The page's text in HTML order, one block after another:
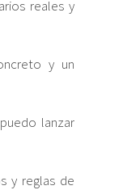
reales y
y un
lanzar
y reglas de